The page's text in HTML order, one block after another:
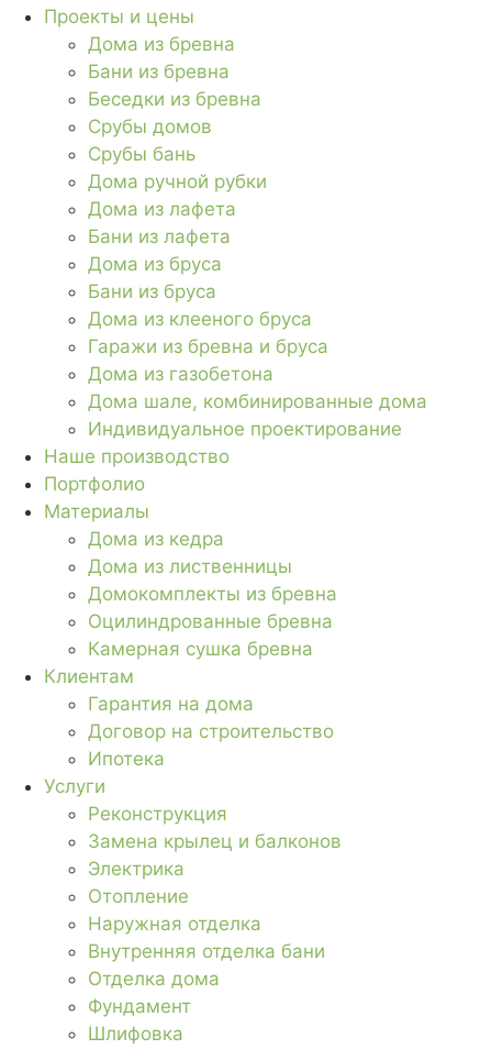
Проекты и цены
Дома из бревна
Бани из бревна
Беседки из бревна
Срубы домов
Срубы бань
Дома ручной рубки
Дома из лафета
Бани из лафета
Дома из бруса
Бани из бруса
Дома из клееного бруса
Гаражи из бревна и бруса
Дома из газобетона
Дома шале, комбинированные дома
Индивидуальное проектирование
Наше производство
Портфолио
Материалы
Дома из кедра
Дома из лиственницы
Домокомплекты из бревна
Оцилиндрованные бревна
Камерная сушка бревна
Клиентам
Гарантия на дома
Договор на строительство
Ипотека
Услуги
Реконструкция
Замена крылец и балконов
Электрика
Отопление
Наружная отделка
Внутренняя отделка бани
Отделка дома
Фундамент
Шлифовка